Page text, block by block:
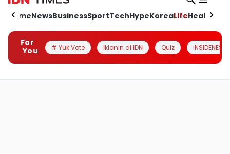
HomeNewsBusinessSportTechHypeKoreaLifeHealth
For
You
# Yuk Vote Iklanin di IDN Quiz INSIDENESIA